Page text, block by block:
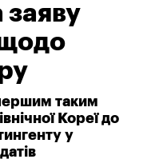
заяву
таким
Кореї до
у